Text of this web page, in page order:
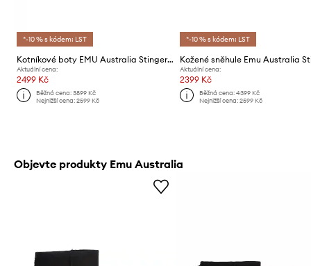
*-10 % s kódem: LST
Kotníkové boty EMU Australia Stinger Micro Black
Aktuální cena:
2499 Kč
Běžná cena:3899 Kč
Nejnižší cena:2599 Kč
*-10 % s kódem: LST
Aktuální cena:
2399 Kč
Běžná cena: 4399 Kč
Nejnižší cena: 2599 Kč
Objevte produkty Emu Australia